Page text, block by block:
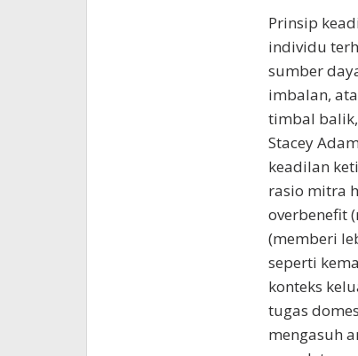
Prinsip
individu
sumber
imbalan,
timbal
Stacey
keadilan
rasio mitra
overbenefit
(memberi
seperti
konteks
tugas
mengasuh